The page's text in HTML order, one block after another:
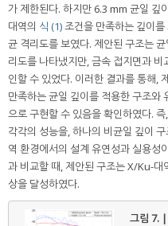
가 제한된다. 하지만 6.3 mm 균일 깊
대역의 식 (1)조건을 만족하는 깊이
균 격리도를 보였다. 제안된 구조는
리도를 나타냈지만, 금속 접지면과
인할 수 있었다. 이러한 결과를 통해,
만족하는 균일 깊이를 적용한 구조와
으로 구현할 수 있음을 확인하였다.
각각의 성능을, 하나의 비균일 깊이
역 환경에서의 설계 유연성과 실용성
과 비교할 때, 제안된 구조는 X/Ku-
상을 달성하였다.
그림 7.